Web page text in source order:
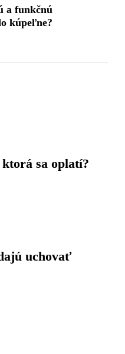
a funkčnú
kúpeľne?
sa oplatí?
uchovať